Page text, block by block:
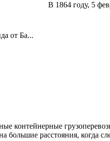
от Ба...
В 1864 году, 5
контейнерные
большие расстояния, когда